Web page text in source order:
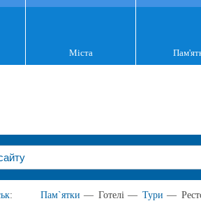
Міста
: Пам`ятки — Готелі — Тури —